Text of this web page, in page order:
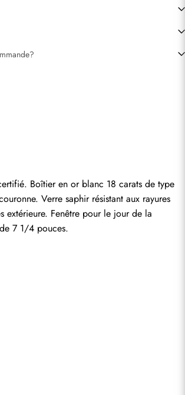
Boîtier en or blanc 18 carats de type
Verre saphir résistant aux rayures
extérieure. Fenêtre pour le jour de la
7 1/4 pouces.